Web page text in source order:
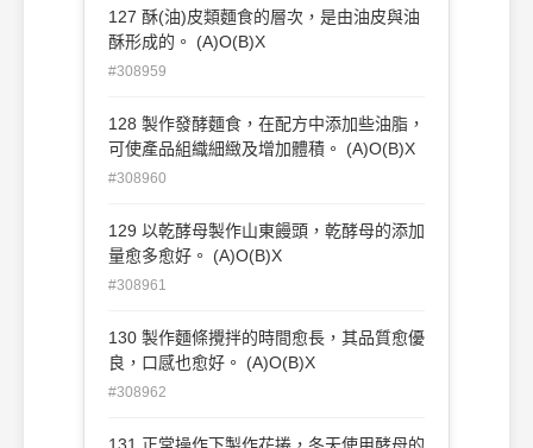
127 酥(油)皮類麵食的層次，是由油皮與油
酥形成的。 (A)O(B)X
#308959
128 製作發酵麵食，在配方中添加些油脂，
可使產品組織細緻及增加體積。 (A)O(B)X
#308960
129 以乾酵母製作山東饅頭，乾酵母的添加
量愈多愈好。 (A)O(B)X
#308961
130 製作麵條攪拌的時間愈長，其品質愈優
良，口感也愈好。 (A)O(B)X
#308962